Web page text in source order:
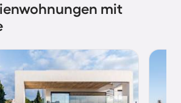
mit